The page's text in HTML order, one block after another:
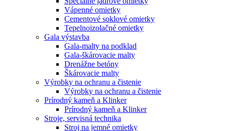
Vápenné omietky
Cementové soklové omietky
Tepelnoizolačné omietky
Gala výstavba
Gala-malty na podklad
Gala-škárovacie malty
Drenážne betóny
Škárovacie malty
Výrobky na ochranu a čistenie
Výrobky na ochranu a čistenie
Prírodný kameň a Klinker
Prírodný kameň a Klinker
Stroje, servisná technika
Stroj na jemné omietky